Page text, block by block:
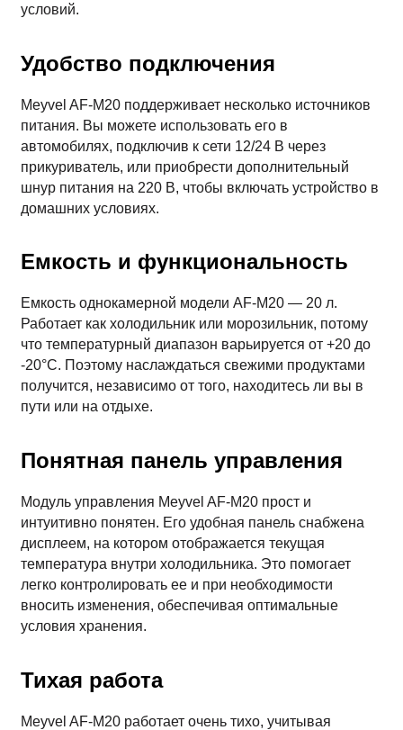
условий.
Удобство подключения
Meyvel AF-M20 поддерживает несколько источников
питания. Вы можете использовать его в
автомобилях, подключив к сети 12/24 В через
прикуриватель, или приобрести дополнительный
шнур питания на 220 В, чтобы включать устройство в
домашних условиях.
Емкость и функциональность
Емкость однокамерной модели AF-M20 — 20 л.
Работает как холодильник или морозильник, потому
что температурный диапазон варьируется от +20 до
-20°С. Поэтому наслаждаться свежими продуктами
получится, независимо от того, находитесь ли вы в
пути или на отдыхе.
Понятная панель управления
Модуль управления Meyvel AF-M20 прост и
интуитивно понятен. Его удобная панель снабжена
дисплеем, на котором отображается текущая
температура внутри холодильника. Это помогает
легко контролировать ее и при необходимости
вносить изменения, обеспечивая оптимальные
условия хранения.
Тихая работа
Meyvel AF-M20 работает очень тихо, учитывая